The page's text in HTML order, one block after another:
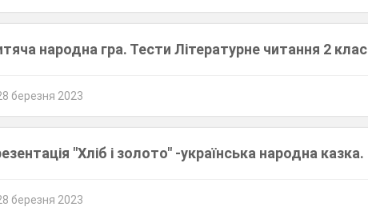
народна гра. Тести Літературне читання 2 клас
березня 2023
"Хліб і золото" -українська народна казка.
березня 2023